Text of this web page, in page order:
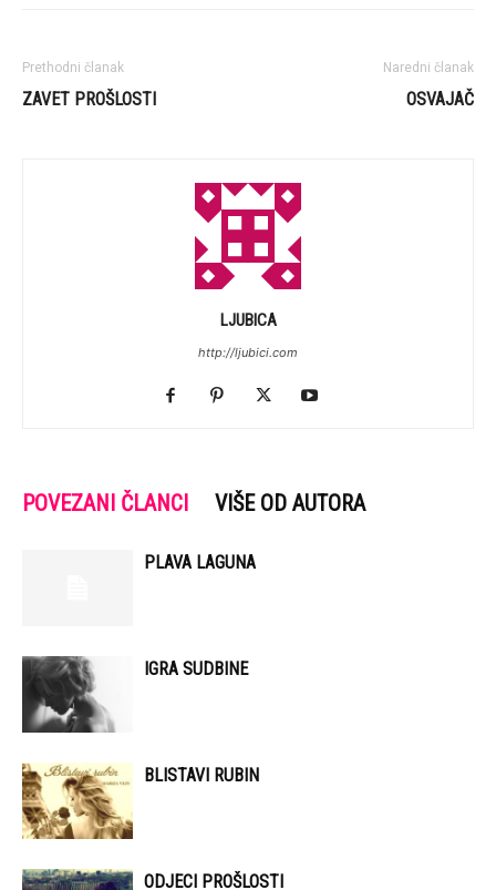
Prethodni članak
ZAVET PROŠLOSTI
Naredni članak
OSVAJAČ
LJUBICA
http://ljubici.com
POVEZANI ČLANCI VIŠE OD AUTORA
PLAVA LAGUNA
IGRA SUDBINE
BLISTAVI RUBIN
ODJECI PROŠLOSTI